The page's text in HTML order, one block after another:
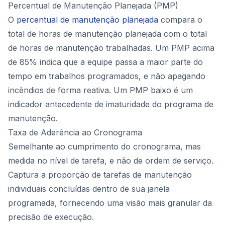
Percentual de Manutenção Planejada (PMP)
O percentual de manutenção planejada compara o
total de horas de manutenção planejada com o total
de horas de manutenção trabalhadas. Um PMP acima
de 85% indica que a equipe passa a maior parte do
tempo em trabalhos programados, e não apagando
incêndios de forma reativa. Um PMP baixo é um
indicador antecedente de imaturidade do programa de
manutenção.
Taxa de Aderência ao Cronograma
Semelhante ao cumprimento do cronograma, mas
medida no nível de tarefa, e não de ordem de serviço.
Captura a proporção de tarefas de manutenção
individuais concluídas dentro de sua janela
programada, fornecendo uma visão mais granular da
precisão de execução.